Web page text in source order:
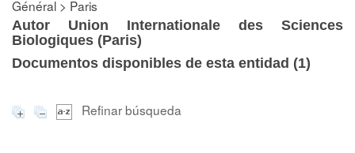
Général > Paris
Autor Union Internationale des Sciences
Biologiques (Paris)
Documentos disponibles de esta entidad (1)
Refinar búsqueda